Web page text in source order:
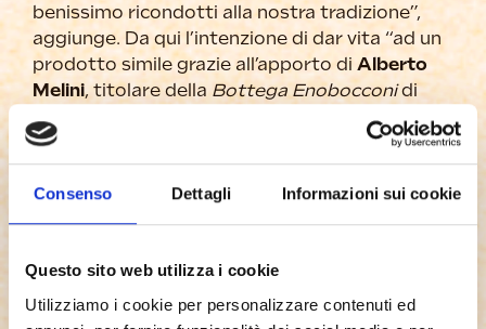
Consenso Dettagli Informazioni sui cookie
Questo sito web utilizza i cookie
Utilizziamo i cookie per personalizzare contenuti ed
benissimo ricondotti alla nostra tradizione”,
aggiunge. Da qui l’intenzione di dar vita “ad un
prodotto simile grazie all’apporto di Alberto
Melini, titolare della Bottega Enobocconidi
Corso Porta Nuova 67, col quale abbiamo
valutato quali potevano essere agli ingredienti
che rappresentassero al meglio la nostra città
e che ci sono stati forniti dal macellaio Andrea
Miglioranza. In pratica tutte le componenti del
vale a dire il taglio che si trova nella parte
interna della spalla di manzo, lingua al naturale
e quindi non salmistrata, cotechino, tutte le